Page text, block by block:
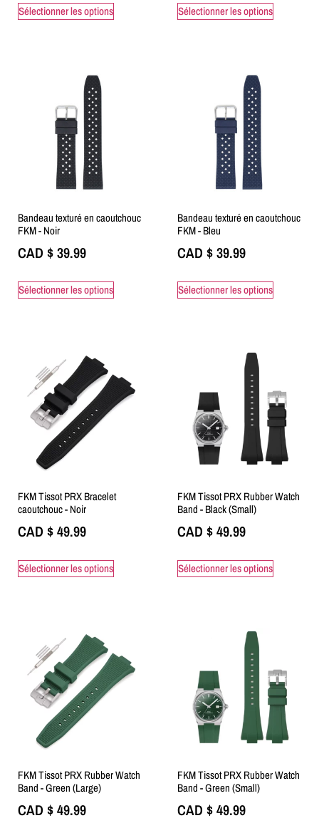
Sélectionner les options Sélectionner les options
Bandeau texturé en caoutchouc
FKM - Noir
CAD $39.99
Sélectionner les options
Bandeau texturé en caoutchouc
FKM - Bleu
CAD $39.99
Sélectionner les options
FKM Tissot PRX Bracelet
caoutchouc - Noir
CAD $49.99
Sélectionner les options
FKM Tissot PRX Rubber Watch
Band - Black (Small)
CAD $49.99
Sélectionner les options
FKM Tissot PRX Rubber Watch
Band - Green (Large)
CAD $49.99
FKM Tissot PRX Rubber Watch
Band - Green (Small)
CAD $49.99